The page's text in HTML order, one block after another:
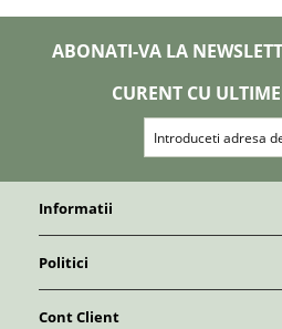
ABONATI-VA LA
CURENT CU
Informatii
Politici
Cont Client